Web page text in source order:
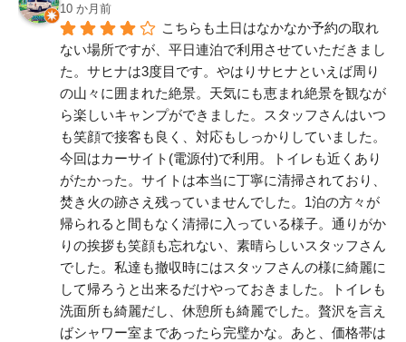
10 か月前
こちらも土日はなかなか予約の取れ
ない場所ですが、平日連泊で利用させていただきまし
た。サヒナは3度目です。やはりサヒナといえば周り
の山々に囲まれた絶景。天気にも恵まれ絶景を観なが
ら楽しいキャンプができました。スタッフさんはいつ
も笑顔で接客も良く、対応もしっかりしていました。
今回はカーサイト(電源付)で利用。トイレも近くあり
がたかった。サイトは本当に丁寧に清掃されており、
焚き火の跡さえ残っていませんでした。1泊の方々が
帰られると間もなく清掃に入っている様子。通りがか
りの挨拶も笑顔も忘れない、素晴らしいスタッフさん
でした。私達も撤収時にはスタッフさんの様に綺麗に
して帰ろうと出来るだけやっておきました。トイレも
洗面所も綺麗だし、休憩所も綺麗でした。贅沢を言え
ばシャワー室まであったら完璧かな。あと、価格帯は